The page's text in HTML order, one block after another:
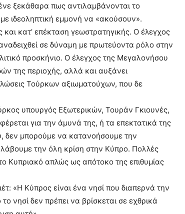
ξεκάθαρα πως αντιλαμβάνονται το
ιδεοληπτική εμμονή να «ακούσουν».
κατ’ επέκταση γεωστρατηγικής. Ο έλεγχος
σε δύναμη με πρωτεύοντα ρόλο στην
προσκήνιο. Ο έλεγχος της Μεγαλονήσου
της περιοχής, αλλά και αυξάνει
Τούρκων αξιωματούχων, που δε
υπουργός Εξωτερικών, Τουράν Γκιουνές,
για την άμυνά της, ή τα επεκτατικά της
δεν μπορούμε να κατανοήσουμε την
την όλη κρίση στην Κύπρο. Πολλές
Κυπριακό απλώς ως απότοκο της επιθυμίας
«Η Κύπρος είναι ένα νησί που διαπερνά την
νησί δεν πρέπει να βρίσκεται σε εχθρικά